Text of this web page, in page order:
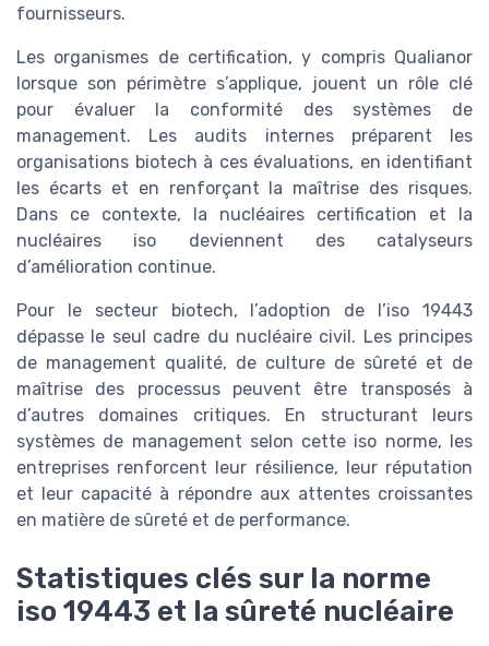
fournisseurs.
Les organismes de certification, y compris Qualianor
lorsque son périmètre s’applique, jouent un rôle clé
pour évaluer la conformité des systèmes de
management. Les audits internes préparent les
organisations biotech à ces évaluations, en identifiant
les écarts et en renforçant la maîtrise des risques.
Dans ce contexte, la nucléaires certification et la
nucléaires iso deviennent des catalyseurs
d’amélioration continue.
Pour le secteur biotech, l’adoption de l’iso 19443
dépasse le seul cadre du nucléaire civil. Les principes
de management qualité, de culture de sûreté et de
maîtrise des processus peuvent être transposés à
d’autres domaines critiques. En structurant leurs
systèmes de management selon cette iso norme, les
entreprises renforcent leur résilience, leur réputation
et leur capacité à répondre aux attentes croissantes
en matière de sûreté et de performance.
Statistiques clés sur la norme
iso 19443 et la sûreté nucléaire